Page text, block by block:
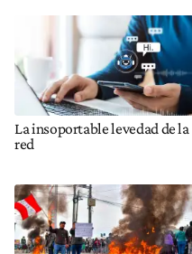
La insoportable levedad de la
red